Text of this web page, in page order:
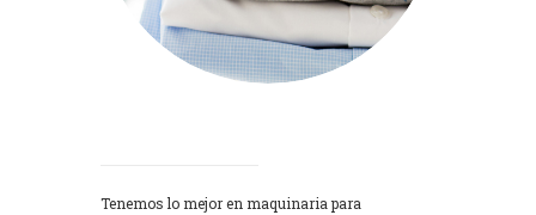
Tenemos lo mejor en maquinaria para